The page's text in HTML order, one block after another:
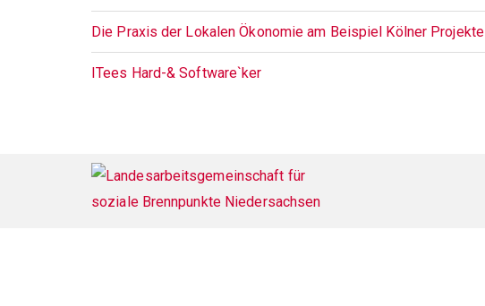
Die Praxis der Lokalen Ökonomie am Beispiel Kölner Projekte
ITees Hard-& Software`ker
Footer
menu